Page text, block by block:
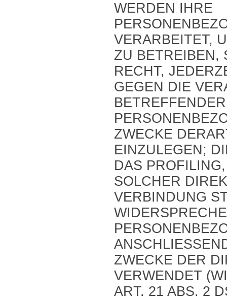
WERDEN IHRE
VERARBEITET,
ZU BETREIBEN,
RECHT,
GEGEN DIE
BETREFFENDER
ZWECKE
EINZULEGEN;
DAS
SOLCHER
VERBINDUNG
ZWECKE DER
VERWENDET
ART. 21 ABS. 2